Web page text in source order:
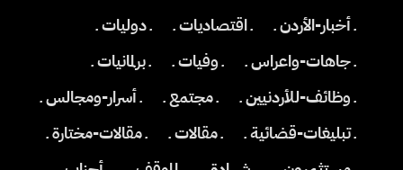
ـ أخبار-الأردن ـ ـ اقتصاديات ـ
ـ دوليات ـ
ـ جاهات-واعراس ـ
ـ وفيات ـ
ـ برلمانيات ـ
ـ وظائف-للأردنيين ـ
ـ مجتمع ـ
ـ أسرار-ومجالس ـ
ـ تبليغات-قضائية ـ
ـ مقالات ـ
ـ مقالات-مختارة ـ